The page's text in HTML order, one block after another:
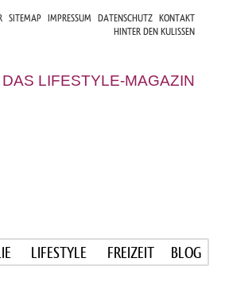
SITEMAP IMPRESSUM DATENSCHUTZ KONTAKT
HINTER DEN KULISSEN
DAS LIFESTYLE-MAGAZIN
LIFESTYLE FREIZEIT BLOG